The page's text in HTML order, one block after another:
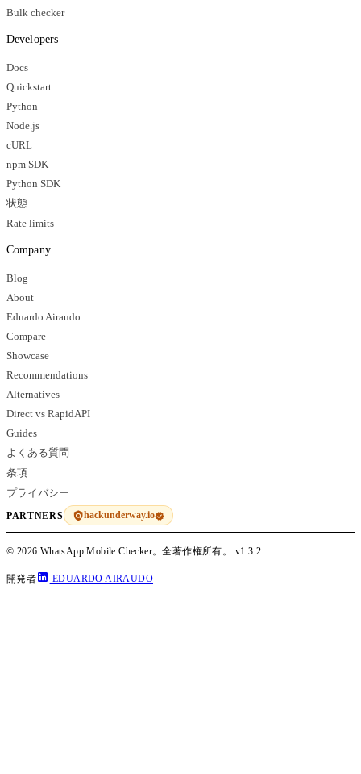
Bulk checker
Developers
Docs
Quickstart
Python
Node.js
cURL
npm SDK
Python SDK
状態
Rate limits
Company
Blog
About
Eduardo Airaudo
Compare
Showcase
Recommendations
Alternatives
Direct vs RapidAPI
Guides
よくある質問
条項
プライバシー
PARTNERS hackunderway.io
© 2026 WhatsApp Mobile Checker。全著作権所有。 v1.3.2
開発者 EDUARDO AIRAUDO